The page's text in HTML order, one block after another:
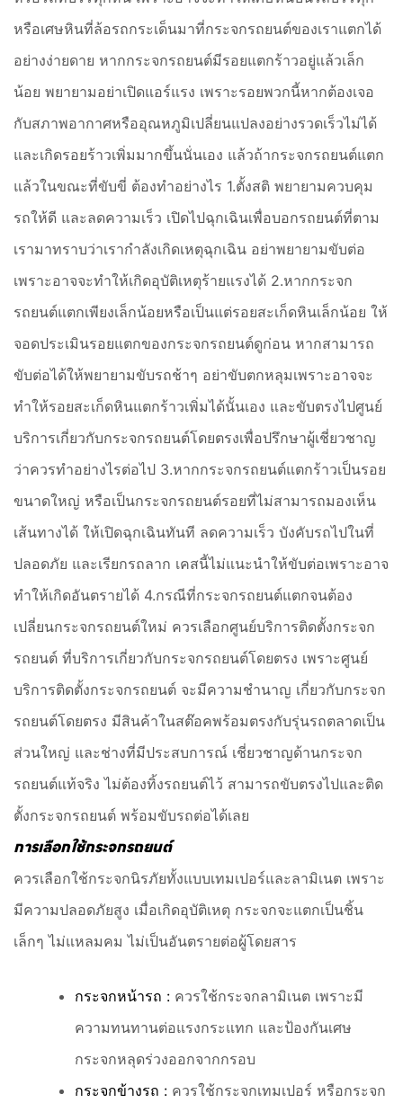
หรือเศษหินที่ล้อรถกระเด็นมาที่กระจกรถยนต์ของเราแตกได้
อย่างง่ายดาย หากกระจกรถยนต์มีรอยแตกร้าวอยู่แล้วเล็ก
น้อย พยายามอย่าเปิดแอร์แรง เพราะรอยพวกนี้หากต้องเจอ
กับสภาพอากาศหรืออุณหภูมิเปลี่ยนแปลงอย่างรวดเร็วไม่ได้
และเกิดรอยร้าวเพิ่มมากขึ้นนั่นเอง แล้วถ้ากระจกรถยนต์แตก
แล้วในขณะที่ขับขี่ ต้องทำอย่างไร 1.ตั้งสติ พยายามควบคุม
รถให้ดี และลดความเร็ว เปิดไปฉุกเฉินเพื่อบอกรถยนต์ที่ตาม
เรามาทราบว่าเรากำลังเกิดเหตุฉุกเฉิน อย่าพยายามขับต่อ
เพราะอาจจะทำให้เกิดอุบัติเหตุร้ายแรงได้ 2.หากกระจก
รถยนต์แตกเพียงเล็กน้อยหรือเป็นแต่รอยสะเก็ดหินเล็กน้อย ให้
จอดประเมินรอยแตกของกระจกรถยนต์ดูก่อน หากสามารถ
ขับต่อได้ให้พยายามขับรถช้าๆ อย่าขับตกหลุมเพราะอาจจะ
ทำให้รอยสะเก็ดหินแตกร้าวเพิ่มได้นั้นเอง และขับตรงไปศูนย์
บริการเกี่ยวกับกระจกรถยนต์โดยตรงเพื่อปรึกษาผู้เชี่ยวชาญ
ว่าควรทำอย่างไรต่อไป 3.หากกระจกรถยนต์แตกร้าวเป็นรอย
ขนาดใหญ่ หรือเป็นกระจกรถยนต์รอยที่ไม่สามารถมองเห็น
เส้นทางได้ ให้เปิดฉุกเฉินทันที ลดความเร็ว บังคับรถไปในที่
ปลอดภัย และเรียกรถลาก เคสนี้ไม่แนะนำให้ขับต่อเพราะอาจ
ทำให้เกิดอันตรายได้ 4.กรณีที่กระจกรถยนต์แตกจนต้อง
เปลี่ยนกระจกรถยนต์ใหม่ ควรเลือกศูนย์บริการติดตั้งกระจก
รถยนต์ ที่บริการเกี่ยวกับกระจกรถยนต์โดยตรง เพราะศูนย์
บริการติดตั้งกระจกรถยนต์ จะมีความชำนาญ เกี่ยวกับกระจก
รถยนต์โดยตรง มีสินค้าในสต๊อคพร้อมตรงกับรุ่นรถตลาดเป็น
ส่วนใหญ่ และช่างที่มีประสบการณ์ เชี่ยวชาญด้านกระจก
รถยนต์แท้จริง ไม่ต้องทิ้งรถยนต์ไว้ สามารถขับตรงไปและติด
ตั้งกระจกรถยนต์ พร้อมขับรถต่อได้เลย
การเลือกใช้กระจกรถยนต์
ควรเลือกใช้กระจกนิรภัยทั้งแบบเทมเปอร์และลามิเนต เพราะ
มีความปลอดภัยสูง เมื่อเกิดอุบัติเหตุ กระจกจะแตกเป็นชิ้น
เล็กๆ ไม่แหลมคม ไม่เป็นอันตรายต่อผู้โดยสาร
กระจกหน้ารถ : ควรใช้กระจกลามิเนต เพราะมี
ความทนทานต่อแรงกระแทก และป้องกันเศษ
กระจกหลุดร่วงออกจากกรอบ
กระจกข้างรถ : ควรใช้กระจกเทมเปอร์ หรือกระจก